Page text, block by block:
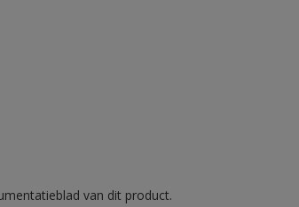
van dit product.